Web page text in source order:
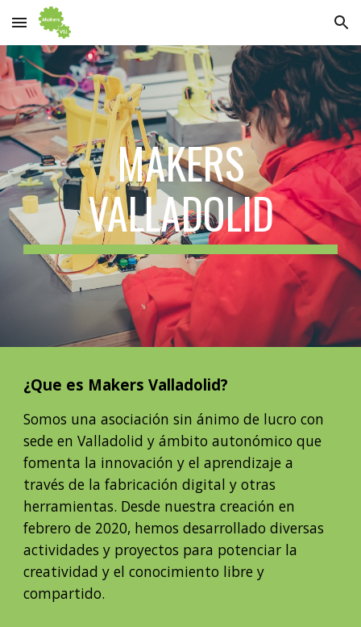
Skip to main content Skip to navigation
MAKERS
VALLADOLID
¿Que es Makers Valladolid?
Somos una asociación sin ánimo de lucro con
sede en Valladolid y ámbito autonómico que
fomenta la innovación y el aprendizaje a
través de la fabricación digital y otras
herramientas. Desde nuestra creación en
febrero de 2020, hemos desarrollado diversas
actividades y proyectos para potenciar la
creatividad y el conocimiento libre y
compartido.